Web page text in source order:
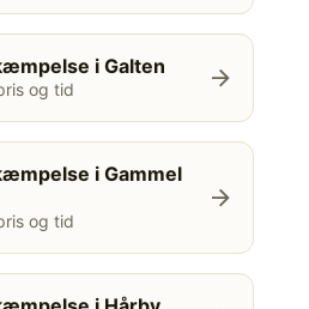
i Galten
og tid arrow_forward
i Gammel
og tid
arrow_forward